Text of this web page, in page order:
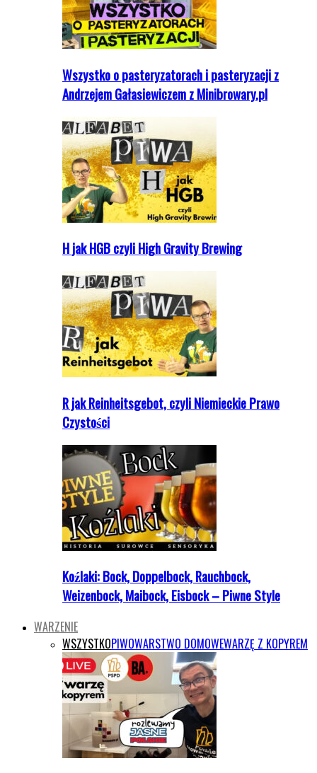
Wszystko o pasteryzatorach i pasteryzacji z
Andrzejem Gałasiewiczem z Minibrowary.pl
H jak HGB czyli High Gravity Brewing
R jak Reinheitsgebot, czyli Niemieckie Prawo
Czystości
Koźlaki: Bock, Doppelbock, Rauchbock,
Weizenbock, Maibock, Eisbock – Piwne Style
WARZENIE
WSZYSTKOPIWOWARSTWO DOMOWEWARZĘ Z KOPYREM